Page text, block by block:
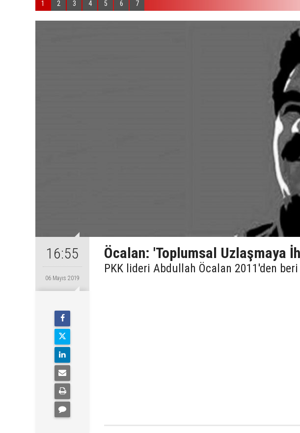
1 2 3 4 5 6 7
16:55
06 Mayıs 2019
Öcalan: 'Toplumsal Uzlaşmaya
PKK lideri Abdullah Öcalan 2011'den